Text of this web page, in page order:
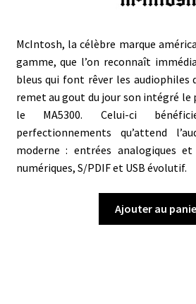
McIntosh, la célèbre marque
gamme, que l’on reconnaît
bleus qui font rêver les audiophiles
remet au gout du jour son intégré le
le MA5300. Celui-ci
perfectionnements qu’attend
moderne : entrées analogiques
numériques, S/PDIF et USB évolutif.
Ajouter au